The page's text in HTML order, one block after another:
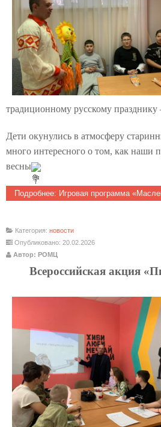
традиционному русскому
Дети окунулись в атмосферу
много интересного о том, как наши
весны
Подробнее: Игровая программа
Категория: новости
Опубликовано: 20.02.2026
Автор: РОМЦ
Всероссийская акция